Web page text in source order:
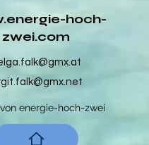
hoch-
zwei.com
energie-hoch-zwei